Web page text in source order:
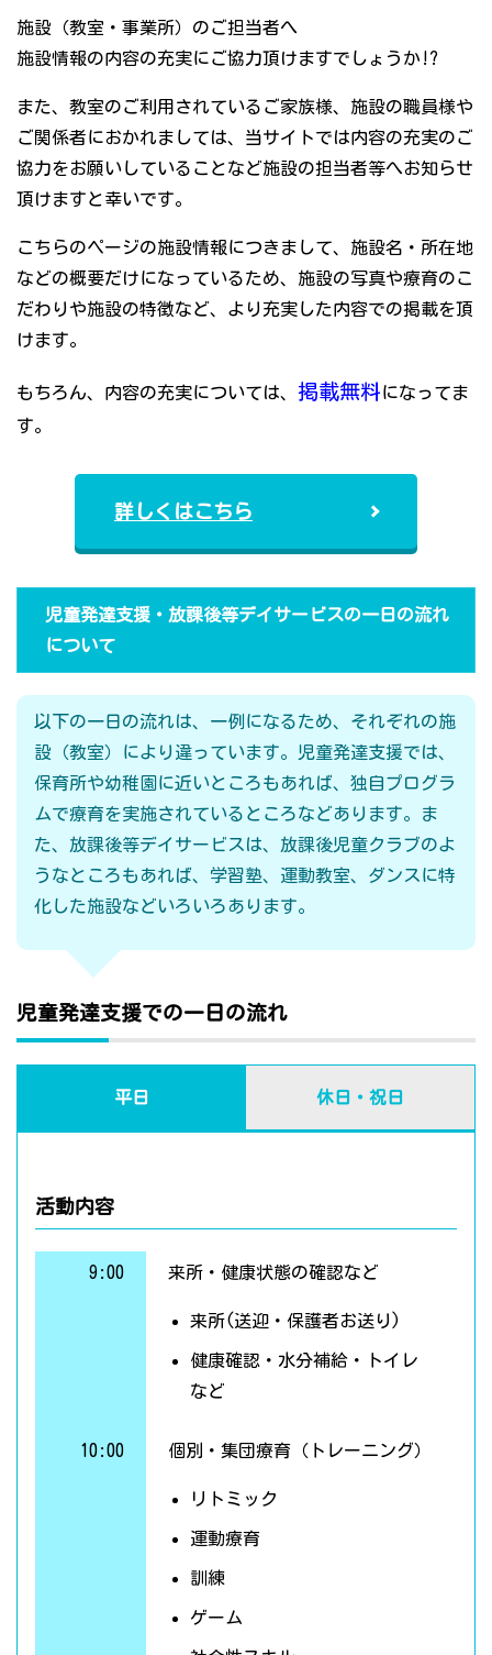
施設（教室・事業所）のご担当者へ
施設情報の内容の充実にご協力頂けますでしょうか!?
また、教室のご利用されているご家族様、施設の職員様や
ご関係者におかれましては、当サイトでは内容の充実のご
協力をお願いしていることなど施設の担当者等へお知らせ
頂けますと幸いです。
こちらのページの施設情報につきまして、施設名・所在地
などの概要だけになっているため、施設の写真や療育のこ
だわりや施設の特徴など、より充実した内容での掲載を頂
けます。
もちろん、内容の充実については、 掲載無料になってま
す。
詳しくはこちら
児童発達支援・放課後等デイサービスの一日の流れ
について
以下の一日の流れは、一例になるため、それぞれの施
設（教室）により違っています。児童発達支援では、
保育所や幼稚園に近いところもあれば、独自プログラ
ムで療育を実施されているところなどあります。ま
た、放課後等デイサービスは、放課後児童クラブのよ
うなところもあれば、学習塾、運動教室、ダンスに特
化した施設などいろいろあります。
児童発達支援での一日の流れ
平日 休日・祝日
活動内容
9:00 来所・健康状態の確認など
来所(送迎・保護者お送り)
健康確認・水分補給・トイレ
など
10:00 個別・集団療育（トレーニング）
リトミック
運動療育
訓練
ゲーム